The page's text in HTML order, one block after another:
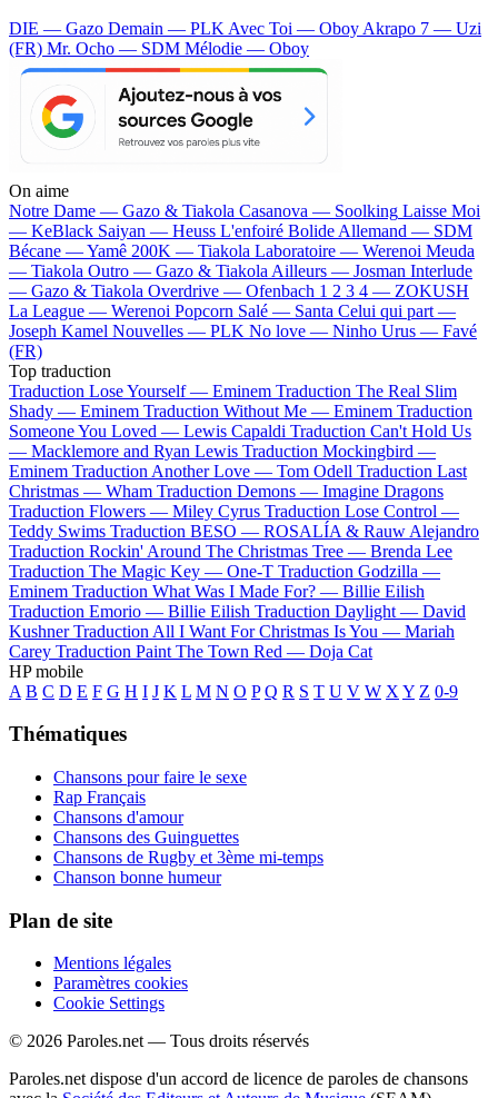
DIE — Gazo Demain — PLK Avec Toi — Oboy Akrapo 7 — Uzi
(FR) Mr. Ocho — SDM Mélodie — Oboy
On aime
Notre Dame — Gazo & Tiakola Casanova — Soolking Laisse Moi
— KeBlack Saiyan — Heuss L'enfoiré Bolide Allemand — SDM
Bécane —Yamê 200K — Tiakola Laboratoire — Werenoi Meuda
— Tiakola Outro — Gazo & Tiakola Ailleurs — Josman Interlude
— Gazo & Tiakola Overdrive — Ofenbach 1 2 3 4 — ZOKUSH
La League — Werenoi Popcorn Salé — Santa Celui qui part —
Joseph Kamel Nouvelles — PLK No love — Ninho Urus — Favé
(FR)
Top traduction
Traduction Lose Yourself — Eminem Traduction The Real Slim
Shady — Eminem Traduction Without Me — Eminem Traduction
Someone You Loved — Lewis Capaldi Traduction Can't Hold Us
— Macklemore and Ryan Lewis Traduction Mockingbird —
Eminem Traduction Another Love — Tom Odell Traduction Last
Christmas — Wham Traduction Demons — Imagine Dragons
Traduction Flowers — Miley Cyrus Traduction Lose Control —
Teddy Swims Traduction BESO — ROSALÍA & Rauw Alejandro
Traduction Rockin' Around The Christmas Tree — Brenda Lee
Traduction The Magic Key — One-T Traduction Godzilla —
Eminem Traduction What Was I Made For? — Billie Eilish
Traduction Emorio — Billie Eilish Traduction Daylight — David
Kushner Traduction All I Want For Christmas Is You — Mariah
Carey Traduction Paint The Town Red — Doja Cat
HP mobile
A B C D E F G H I J K L M N O P Q R S T U V W X Y Z 0-9
Thématiques
Chansons pour faire le sexe
Rap Français
Chansons d'amour
Chansons des Guinguettes
Chansons de Rugby et 3ème mi-temps
Chanson bonne humeur
Plan de site
Mentions légales
Paramètres cookies
Cookie Settings
© 2026 Paroles.net — Tous droits réservés
Paroles.net dispose d'un accord de licence de paroles de chansons